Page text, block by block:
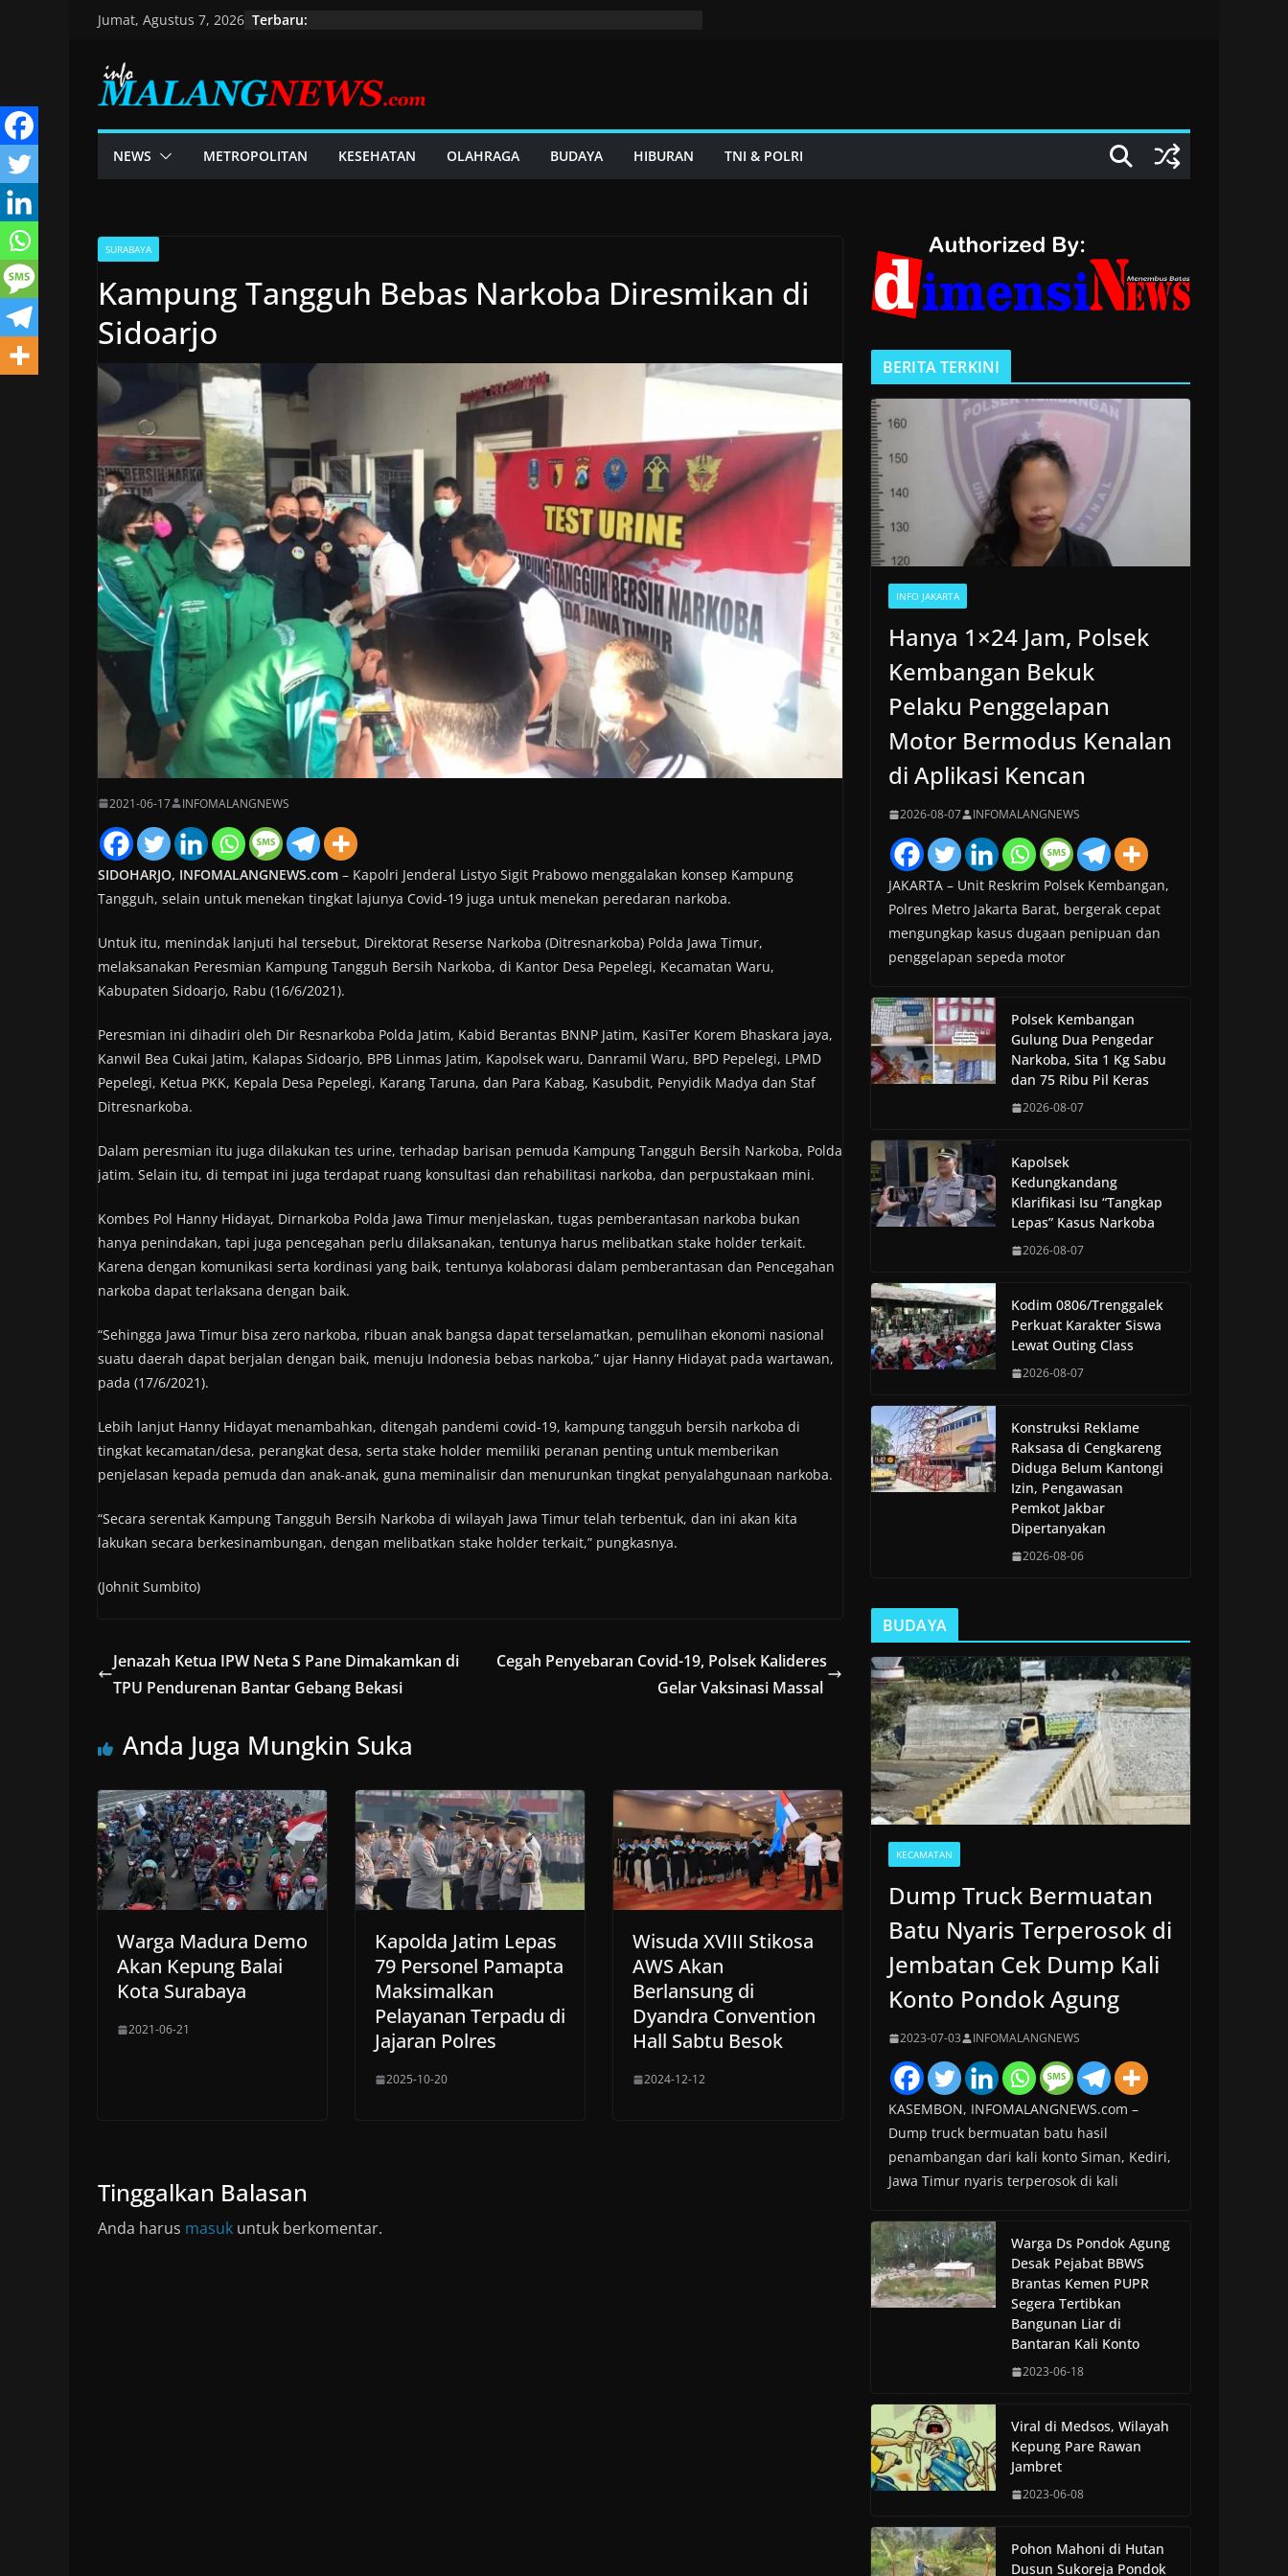
content
Jumat, Agustus 7, 2026 Terbaru:
NEWS METROPOLITAN KESEHATAN OLAHRAGA BUDAYA HIBURAN TNI & POLRI
SURABAYA
Kampung Tangguh Bebas Narkoba Diresmikan di
Sidoarjo
2021-06-17 INFOMALANGNEWS
SIDOHARJO, INFOMALANGNEWS.com – Kapolri Jenderal Listyo Sigit Prabowo menggalakan konsep Kampung
Tangguh, selain untuk menekan tingkat lajunya Covid-19 juga untuk menekan peredaran narkoba.
Untuk itu, menindak lanjuti hal tersebut, Direktorat Reserse Narkoba (Ditresnarkoba) Polda Jawa Timur,
melaksanakan Peresmian Kampung Tangguh Bersih Narkoba, di Kantor Desa Pepelegi, Kecamatan Waru,
Kabupaten Sidoarjo, Rabu (16/6/2021).
Peresmian ini dihadiri oleh Dir Resnarkoba Polda Jatim, Kabid Berantas BNNP Jatim, KasiTer Korem Bhaskara jaya,
Kanwil Bea Cukai Jatim, Kalapas Sidoarjo, BPB Linmas Jatim, Kapolsek waru, Danramil Waru, BPD Pepelegi, LPMD
Pepelegi, Ketua PKK, Kepala Desa Pepelegi, Karang Taruna, dan Para Kabag, Kasubdit, Penyidik Madya dan Staf
Ditresnarkoba.
Dalam peresmian itu juga dilakukan tes urine, terhadap barisan pemuda Kampung Tangguh Bersih Narkoba, Polda
jatim. Selain itu, di tempat ini juga terdapat ruang konsultasi dan rehabilitasi narkoba, dan perpustakaan mini.
Kombes Pol Hanny Hidayat, Dirnarkoba Polda Jawa Timur menjelaskan, tugas pemberantasan narkoba bukan
hanya penindakan, tapi juga pencegahan perlu dilaksanakan, tentunya harus melibatkan stake holder terkait.
Karena dengan komunikasi serta kordinasi yang baik, tentunya kolaborasi dalam pemberantasan dan Pencegahan
narkoba dapat terlaksana dengan baik.
“Sehingga Jawa Timur bisa zero narkoba, ribuan anak bangsa dapat terselamatkan, pemulihan ekonomi nasional
suatu daerah dapat berjalan dengan baik, menuju Indonesia bebas narkoba,” ujar Hanny Hidayat pada wartawan,
pada (17/6/2021).
Lebih lanjut Hanny Hidayat menambahkan, ditengah pandemi covid-19, kampung tangguh bersih narkoba di
tingkat kecamatan/desa, perangkat desa, serta stake holder memiliki peranan penting untuk memberikan
penjelasan kepada pemuda dan anak-anak, guna meminalisir dan menurunkan tingkat penyalahgunaan narkoba.
“Secara serentak Kampung Tangguh Bersih Narkoba di wilayah Jawa Timur telah terbentuk, dan ini akan kita
lakukan secara berkesinambungan, dengan melibatkan stake holder terkait,” pungkasnya.
(Johnit Sumbito)
Jenazah Ketua IPW Neta S Pane Dimakamkan di
TPU Pendurenan Bantar Gebang Bekasi
Cegah Penyebaran Covid-19, Polsek Kalideres
Gelar Vaksinasi Massal
Anda Juga Mungkin Suka
Warga Madura Demo
Akan Kepung Balai
Kota Surabaya
2021-06-21
Kapolda Jatim Lepas
79 Personel Pamapta
Maksimalkan
Pelayanan Terpadu di
Jajaran Polres
2025-10-20
Wisuda XVIII Stikosa
AWS Akan
Berlansung di
Dyandra Convention
Hall Sabtu Besok
2024-12-12
Tinggalkan Balasan
Anda harus masuk untuk berkomentar.
BERITA TERKINI
INFO JAKARTA
Hanya 1×24 Jam, Polsek
Kembangan Bekuk
Pelaku Penggelapan
Motor Bermodus Kenalan
di Aplikasi Kencan
2026-08-07 INFOMALANGNEWS
JAKARTA – Unit Reskrim Polsek Kembangan,
Polres Metro Jakarta Barat, bergerak cepat
mengungkap kasus dugaan penipuan dan
penggelapan sepeda motor
Polsek Kembangan
Gulung Dua Pengedar
Narkoba, Sita 1 Kg Sabu
dan 75 Ribu Pil Keras
2026-08-07
Kapolsek
Kedungkandang
Klarifikasi Isu “Tangkap
Lepas” Kasus Narkoba
2026-08-07
Kodim 0806/Trenggalek
Perkuat Karakter Siswa
Lewat Outing Class
2026-08-07
Konstruksi Reklame
Raksasa di Cengkareng
Diduga Belum Kantongi
Izin, Pengawasan
Pemkot Jakbar
Dipertanyakan
2026-08-06
BUDAYA
KECAMATAN
Dump Truck Bermuatan
Batu Nyaris Terperosok di
Jembatan Cek Dump Kali
Konto Pondok Agung
2023-07-03 INFOMALANGNEWS
KASEMBON, INFOMALANGNEWS.com –
Dump truck bermuatan batu hasil
penambangan dari kali konto Siman, Kediri,
Jawa Timur nyaris terperosok di kali
Warga Ds Pondok Agung
Desak Pejabat BBWS
Brantas Kemen PUPR
Segera Tertibkan
Bangunan Liar di
Bantaran Kali Konto
2023-06-18
Viral di Medsos, Wilayah
Kepung Pare Rawan
Jambret
2023-06-08
Pohon Mahoni di Hutan
Dusun Sukoreja Pondok